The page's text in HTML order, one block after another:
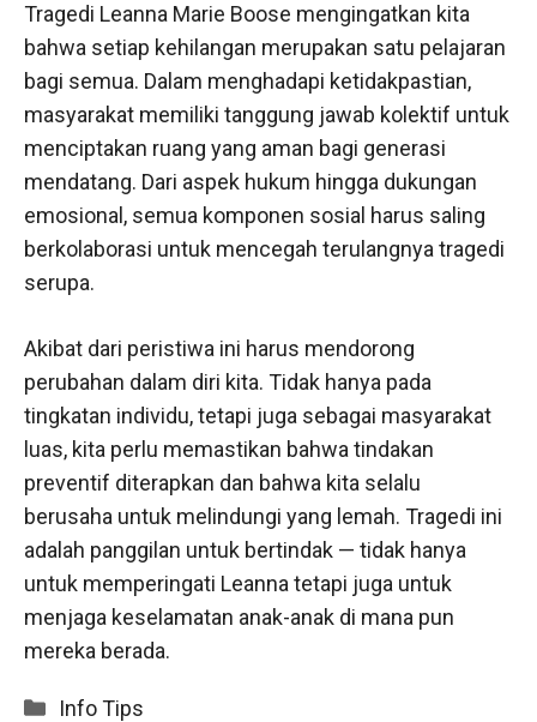
Tragedi Leanna Marie Boose mengingatkan kita
bahwa setiap kehilangan merupakan satu pelajaran
bagi semua. Dalam menghadapi ketidakpastian,
masyarakat memiliki tanggung jawab kolektif untuk
menciptakan ruang yang aman bagi generasi
mendatang. Dari aspek hukum hingga dukungan
emosional, semua komponen sosial harus saling
berkolaborasi untuk mencegah terulangnya tragedi
serupa.
Akibat dari peristiwa ini harus mendorong
perubahan dalam diri kita. Tidak hanya pada
tingkatan individu, tetapi juga sebagai masyarakat
luas, kita perlu memastikan bahwa tindakan
preventif diterapkan dan bahwa kita selalu
berusaha untuk melindungi yang lemah. Tragedi ini
adalah panggilan untuk bertindak — tidak hanya
untuk memperingati Leanna tetapi juga untuk
menjaga keselamatan anak-anak di mana pun
mereka berada.
Categories
Info Tips